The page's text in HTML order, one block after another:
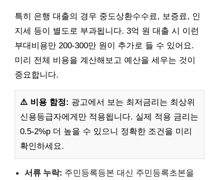
특히 은행 대출의 경우 중도상환수수료, 보증료, 인
지세 등이 별도로 부과됩니다. 3억 원 대출 시 이런
부대비용만 200-300만 원이 추가로 들 수 있어요.
미리 전체 비용을 계산해보고 예산을 세우는 것이
중요합니다.
⚠️ 비용 함정: 광고에서 보는 최저금리는 최상위
신용등급자에게만 적용됩니다. 실제 적용 금리는
0.5-2%p 더 높을 수 있으니 정확한 조건을 미리
확인하세요.
서류 누락: 주민등록등본 대신 주민등록초본을